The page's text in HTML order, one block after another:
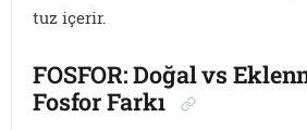
tuz içerir.
FOSFOR: Doğal vs
Fosfor Farkı